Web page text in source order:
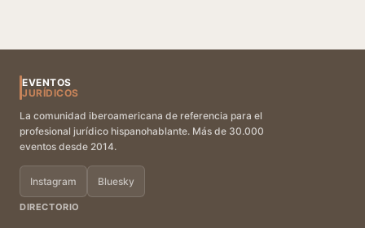
EVENTOS
JURÍDICOS
La comunidad iberoamericana de referencia para el
profesional jurídico hispanohablante. Más de 30.000
eventos desde 2014.
Instagram Bluesky
DIRECTORIO